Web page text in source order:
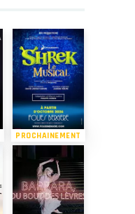
PROCHAINEMENT